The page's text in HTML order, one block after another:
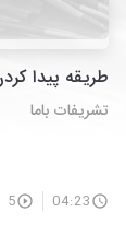
طریقه پیدا
تشریفات باما
04:23
5